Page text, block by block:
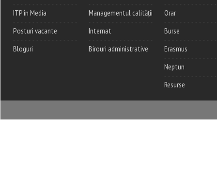
ITP în Media
Posturi vacante
Bloguri
Managementul calității
Internat
Birouri administrative
Orar
Burse
Erasmus
Neptun
Resurse